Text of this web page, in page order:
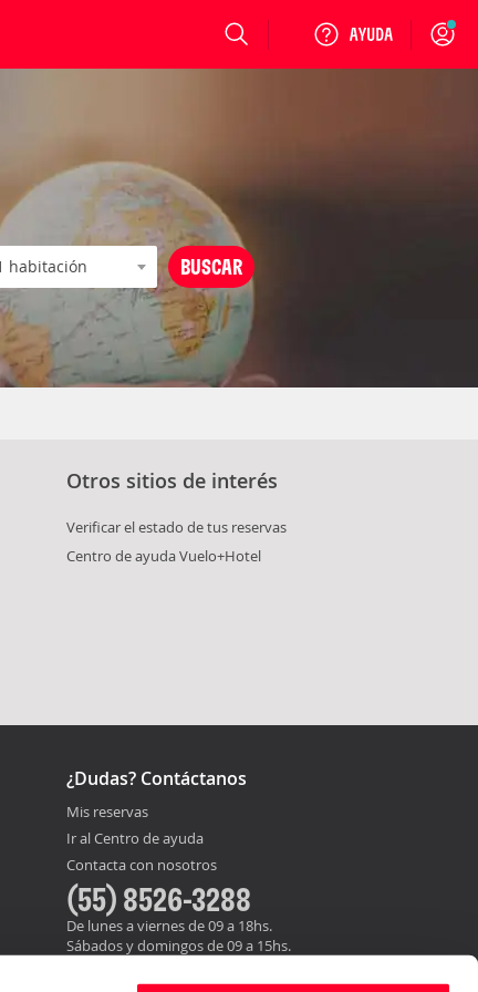
Login
Otros sitios de interés
Verificar el estado de tus reservas
Centro de ayuda Vuelo+Hotel
¿Dudas? Contáctanos
Mis reservas
Ir al Centro de ayuda
Contacta con nosotros
(55) 8526-3288
De lunes a viernes de 09 a 18hs.
Sábados y domingos de 09 a 15hs.